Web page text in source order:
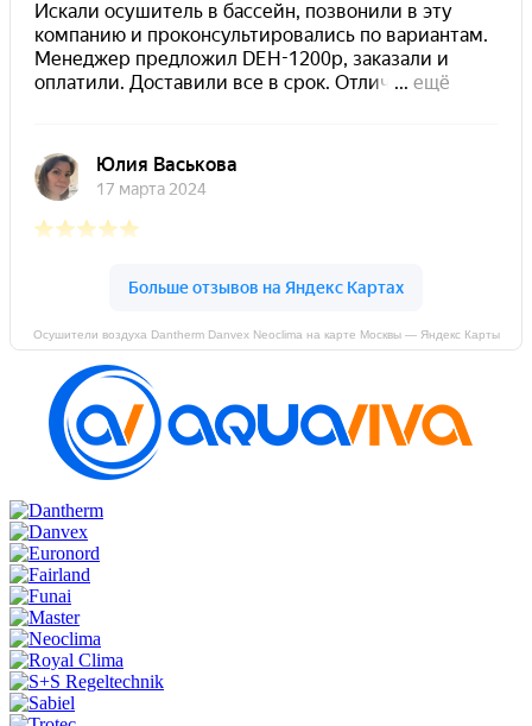
Осушители воздуха Dantherm Danvex Neoclima на карте Москвы — Яндекс Карты